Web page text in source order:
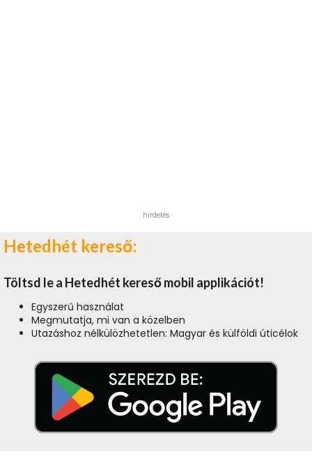
hirdetés
Hetedhét kereső:
Töltsd le a Hetedhét kereső mobil applikációt!
Egyszerű használat
Megmutatja, mi van a közelben
Utazáshoz nélkülözhetetlen: Magyar és külföldi úticélok